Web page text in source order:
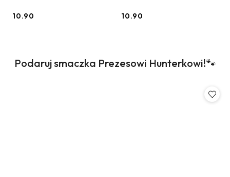
Cena:
10.90
Cena:
10.90
Pomiń karuzelę produktów
Produkty
Podaruj smaczka Prezesowi Hunterkowi!🐾